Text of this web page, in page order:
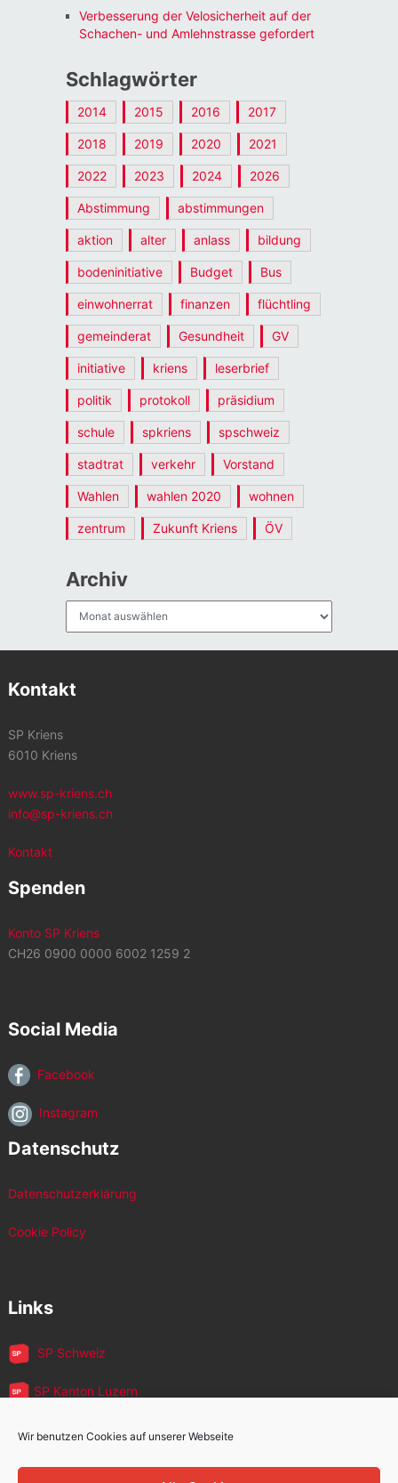
Wir benutzen Cookies auf unserer Webseite
Verbesserung der Velosicherheit auf der
Schachen- und Amlehnstrasse gefordert
Schlagwörter
2014 2015 2016 2017
2018 2019 2020 2021
2022 2023 2024 2026
Abstimmung abstimmungen
aktion alter anlass bildung
bodeninitiative Budget Bus
einwohnerrat finanzen flüchtling
gemeinderat Gesundheit GV
initiative kriens leserbrief
politik protokoll präsidium
schule spkriens spschweiz
stadtrat verkehr Vorstand
Wahlen wahlen 2020 wohnen
zentrum Zukunft Kriens ÖV
Archiv
Kontakt
SP Kriens
6010 Kriens
www.sp-kriens.ch
info@sp-kriens.ch
Kontakt
Spenden
Konto SP Kriens
CH26 0900 0000 6002 1259 2
Social Media
Facebook
Instagram
Datenschutz
Datenschutzerklärung
Cookie Policy
Links
SP Schweiz
SP Kanton Luzern
JUSO Luzern
SP MigrantInnen